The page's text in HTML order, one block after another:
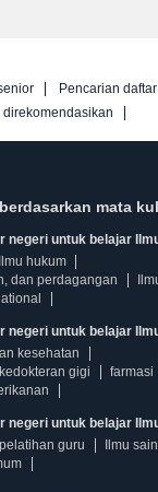
Pencarian daftar
mata
negeri untuk belajar
hukum
dan perdagangan
negeri untuk belajar
kesehatan
gigi
farmasi
negeri untuk belajar
guru
Ilmu